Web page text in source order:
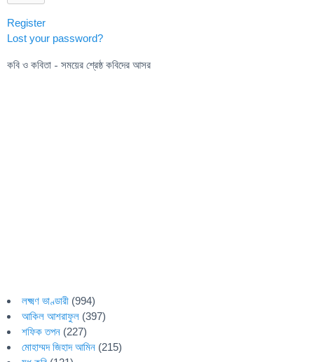
Register
Lost your password?
কবি ও কবিতা - সময়ের শ্রেষ্ঠ কবিদের আসর
লক্ষ্মণ ভাণ্ডারী (994)
আকিল আশরাফুল (397)
শফিক তপন (227)
মোহাম্মদ জিহাদ আমিন (215)